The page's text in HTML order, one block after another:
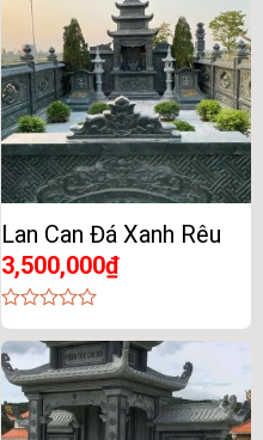
Lan Can Đá Xanh Rêu
3,500,000₫
0
out
of
5